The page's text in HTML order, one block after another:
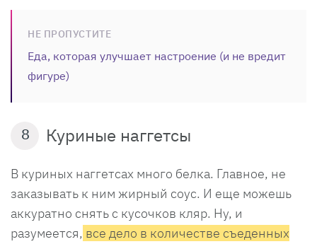
НЕ ПРОПУСТИТЕ
Еда, которая улучшает настроение (и не вредит
фигуре)
8 Куриные наггетсы
В куриных наггетсах много белка. Главное, не
заказывать к ним жирный соус. И еще можешь
аккуратно снять с кусочков кляр. Ну, и
разумеется, все дело в количестве съеденных